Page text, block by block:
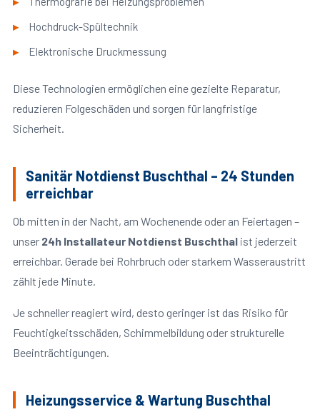
Hochdruck-Spültechnik
Elektronische Druckmessung
Diese Technologien ermöglichen eine gezielte Reparatur,
reduzieren Folgeschäden und sorgen für langfristige
Sicherheit.
Sanitär Notdienst Buschthal – 24 Stunden
erreichbar
Ob mitten in der Nacht, am Wochenende oder an Feiertagen –
unser 24h Installateur Notdienst Buschthalist jederzeit
erreichbar. Gerade bei Rohrbruch oder starkem Wasseraustritt
zählt jede Minute.
Je schneller reagiert wird, desto geringer ist das Risiko für
Feuchtigkeitsschäden, Schimmelbildung oder strukturelle
Beeinträchtigungen.
Heizungsservice & Wartung Buschthal